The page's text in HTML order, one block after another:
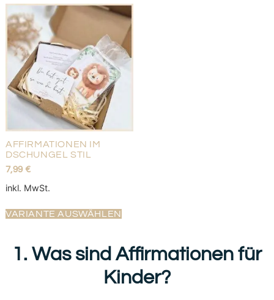
AFFIRMATIONEN IM
DSCHUNGEL STIL
7,99 €
inkl. MwSt.
VARIANTE AUSWÄHLEN
1. Was sind Affirmationen für
Kinder?